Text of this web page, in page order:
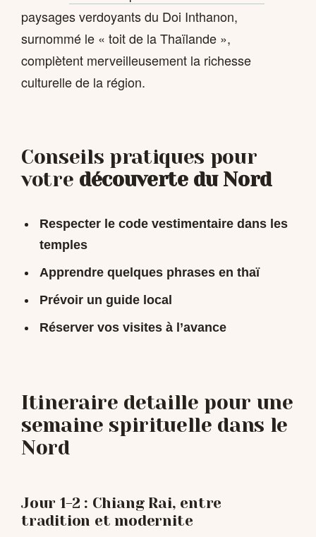
paysages verdoyants du Doi Inthanon,
surnommé le « toit de la Thaïlande »,
complètent merveilleusement la richesse
culturelle de la région.
Conseils pratiques pour
votre découverte du Nord
Respecter le code vestimentaire dans les
temples
Apprendre quelques phrases en thaï
Prévoir un guide local
Réserver vos visites à l’avance
Itineraire detaille pour une
semaine spirituelle dans le
Nord
Jour 1-2 : Chiang Rai, entre
tradition et modernite